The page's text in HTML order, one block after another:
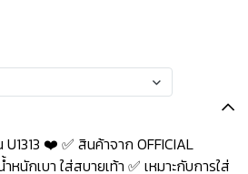
❤️ ✅ สินค้าจาก OFFICIAL
หนักเบา ใส่สบายเท้า ✅ เหมาะกับการใส่